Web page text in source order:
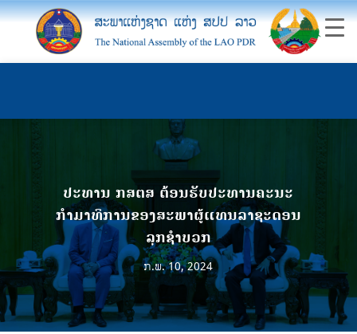
ປະທານ ກສຕສ ຕ້ອນຮັບປະທານຄະນະ
ກຳມາທິການຂອງສະພາຜູ້ແທນລາຊະດອນ
ລຸກຊຳບວກ
ກ.ພ. 10, 2024